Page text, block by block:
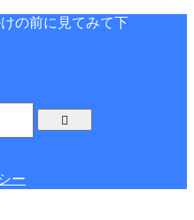
の前に見てみて下
ー